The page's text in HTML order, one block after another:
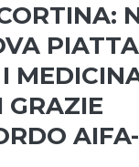
GRAZIE